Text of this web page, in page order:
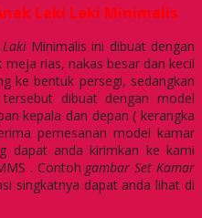
Laki Laki Minimalis
Minimalis ini dibuat dengan
rias, nakas besar dan kecil
ke bentuk persegi, sedangkan
dibuat dengan model
kepala dan depan ( kerangka
pemesanan model kamar
dapat anda kirimkan ke kami
. Contoh gambar Set Kamar
singkatnya dapat anda lihat di